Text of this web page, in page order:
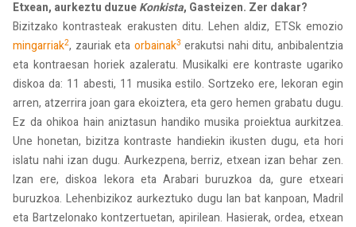
Etxean, aurkeztu duzueKonkista, Gasteizen. Zer dakar?
Bizitzako kontrasteak erakusten ditu. Lehen aldiz, ETSk emozio
mingarriak2, zauriak eta orbainak3 erakutsi nahi ditu, anbibalentzia
eta kontraesan horiek azaleratu. Musikalki ere kontraste ugariko
diskoa da: 11 abesti, 11 musika estilo. Sortzeko ere, Iekoran egin
arren, atzerrira joan gara ekoiztera, eta gero hemen grabatu dugu.
Ez da ohikoa hain aniztasun handiko musika proiektua aurkitzea.
Une honetan, bizitza kontraste handiekin ikusten dugu, eta hori
islatu nahi izan dugu. Aurkezpena, berriz, etxean izan behar zen.
Izan ere, diskoa Iekora eta Arabari buruzkoa da, gure etxeari
buruzkoa. Lehenbizikoz aurkeztuko dugu lan bat kanpoan, Madril
eta Bartzelonako kontzertuetan, apirilean. Hasierak, ordea, etxean